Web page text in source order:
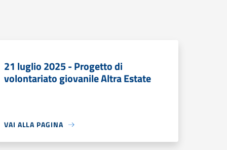
21 luglio 2025 - Progetto di
volontariato giovanile Altra Estate
VAI ALLA PAGINA